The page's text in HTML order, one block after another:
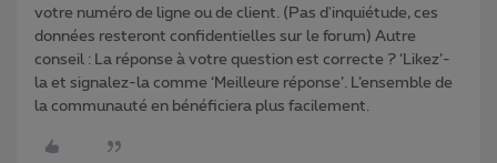
votre numéro de ligne ou de client. (Pas d'inquiétude, ces
données resteront confidentielles sur le forum) Autre
conseil : La réponse à votre question est correcte ? ‘Likez’-
la et signalez-la comme ‘Meilleure réponse’. L’ensemble de
la communauté en bénéficiera plus facilement.